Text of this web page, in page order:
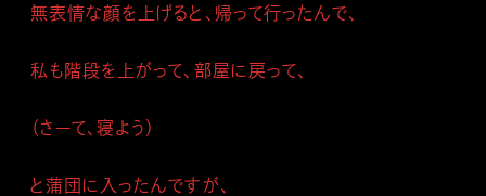
無表情な顔を上げると、帰って行ったんで、
私も階段を上がって、部屋に戻って、
（さーて、寝よう）
と蒲団に入ったんですが、